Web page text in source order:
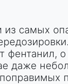
самых
фентанил,
даже